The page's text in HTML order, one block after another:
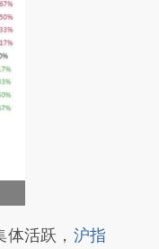
本文由第三方
活跃， 沪指